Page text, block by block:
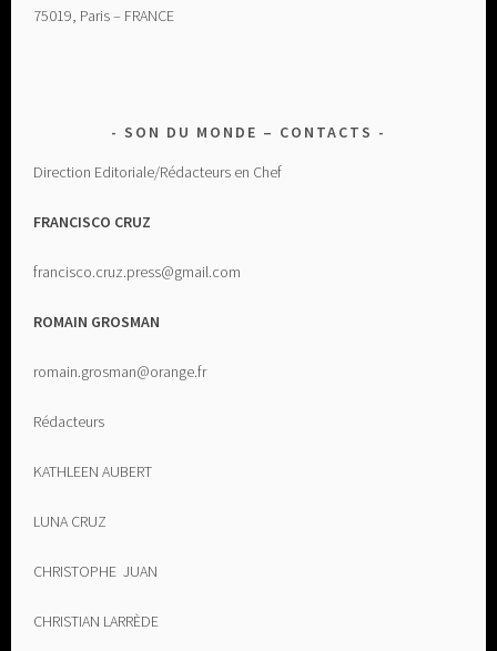
75019, Paris – FRANCE
SON DU MONDE – CONTACTS
Direction Editoriale/Rédacteurs en Chef
FRANCISCO CRUZ
francisco.cruz.press@gmail.com
ROMAIN GROSMAN
romain.grosman@orange.fr
Rédacteurs
KATHLEEN AUBERT
LUNA CRUZ
CHRISTOPHE JUAN
CHRISTIAN LARRÈDE